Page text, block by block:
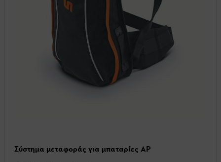
Σύστημα μεταφοράς για μπαταρίες AP